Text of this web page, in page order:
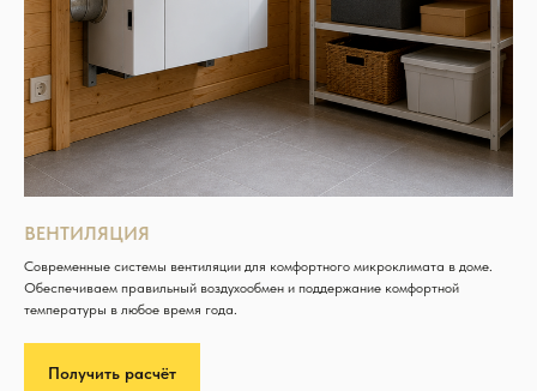
ВЕНТИЛЯЦИЯ
Современные системы вентиляции для комфортного микроклимата в доме.
Обеспечиваем правильный воздухообмен и поддержание комфортной
температуры в любое время года.
Получить расчёт